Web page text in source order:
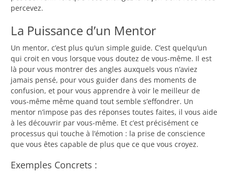
percevez.
La Puissance d’un Mentor
Un mentor, c’est plus qu’un simple guide. C’est quelqu’un
qui croit en vous lorsque vous doutez de vous-même. Il est
là pour vous montrer des angles auxquels vous n’aviez
jamais pensé, pour vous guider dans des moments de
confusion, et pour vous apprendre à voir le meilleur de
vous-même même quand tout semble s’effondrer. Un
mentor n’impose pas des réponses toutes faites, il vous aide
à les découvrir par vous-même. Et c’est précisément ce
processus qui touche à l’émotion : la prise de conscience
que vous êtes capable de plus que ce que vous croyez.
Exemples Concrets :